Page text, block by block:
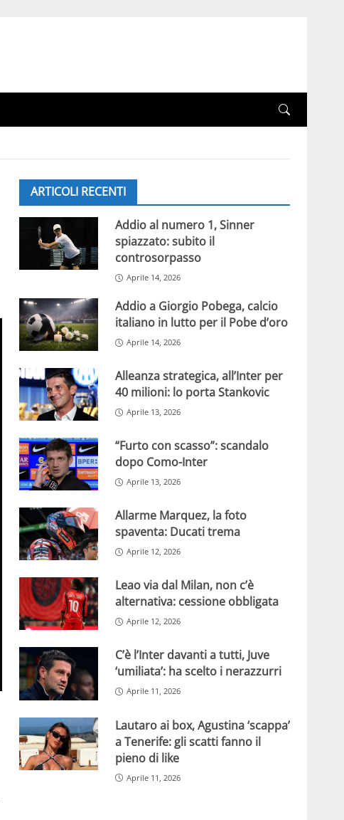
ARTICOLI RECENTI
Addio al numero 1, Sinner
spiazzato: subito il
controsorpasso
Aprile 14, 2026
Addio a Giorgio Pobega, calcio
italiano in lutto per il Pobe d’oro
Aprile 14, 2026
Alleanza strategica, all’Inter per
40 milioni: lo porta Stankovic
Aprile 13, 2026
“Furto con scasso”: scandalo
dopo Como-Inter
Aprile 13, 2026
Allarme Marquez, la foto
spaventa: Ducati trema
Aprile 12, 2026
Leao via dal Milan, non c’è
alternativa: cessione obbligata
Aprile 12, 2026
C’è l’Inter davanti a tutti, Juve
‘umiliata’: ha scelto i nerazzurri
Aprile 11, 2026
Lautaro ai box, Agustina ‘scappa’
a Tenerife: gli scatti fanno il
pieno di like
Aprile 11, 2026